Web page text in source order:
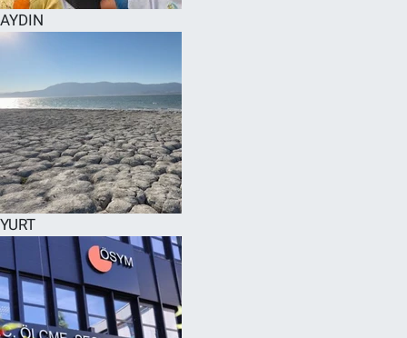
AYDIN
YURT